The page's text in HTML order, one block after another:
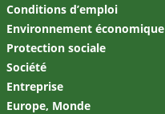
Conditions d’emploi
Environnement économique
Protection sociale
Société
Entreprise
Europe, Monde